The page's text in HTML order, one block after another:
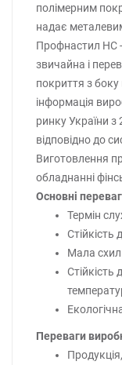
полімерним
надає
Профнастил НС
звичайна і
покриття з
інформація
ринку України
відповідно до
Виготовлення
обладнанні
Основні
Термін
Стійкість
Мала
Стійкість
Переваги